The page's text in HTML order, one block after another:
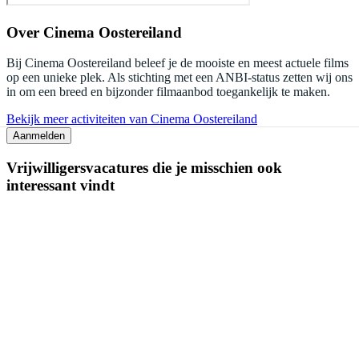
Over Cinema Oostereiland
Bij Cinema Oostereiland beleef je de mooiste en meest actuele films
op een unieke plek. Als stichting met een ANBI-status zetten wij ons
in om een breed en bijzonder filmaanbod toegankelijk te maken.
Bekijk meer activiteiten van Cinema Oostereiland
Aanmelden
Vrijwilligersvacatures die je misschien ook
interessant vindt